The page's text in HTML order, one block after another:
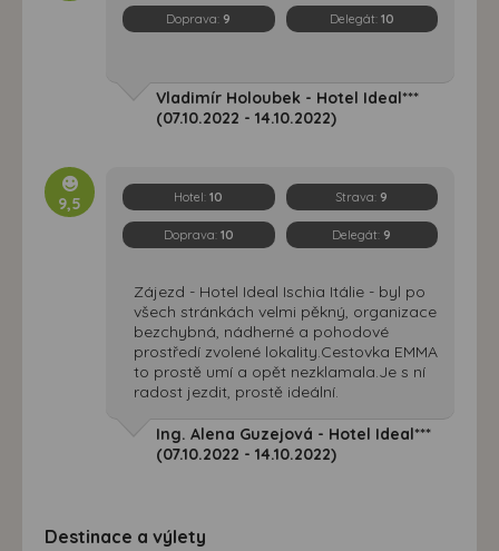
Doprava: 9 Delegát: 10
Vladimír Holoubek - Hotel Ideal***
(07.10.2022 - 14.10.2022)
9,5 Hotel:10 Strava: 9
Doprava: 10 Delegát: 9
Zájezd - Hotel Ideal Ischia Itálie - byl po
všech stránkách velmi pěkný, organizace
bezchybná, nádherné a pohodové
prostředí zvolené lokality.Cestovka EMMA
to prostě umí a opět nezklamala.Je s ní
radost jezdit, prostě ideální.
Ing. Alena Guzejová - Hotel Ideal***
(07.10.2022 - 14.10.2022)
Destinace a výlety